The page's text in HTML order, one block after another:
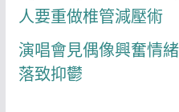
人要重做椎管減壓術
演唱會見偶像興奮情
落致抑鬱